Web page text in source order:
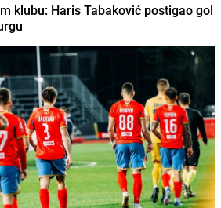
klubu: Haris Tabaković postigao gol